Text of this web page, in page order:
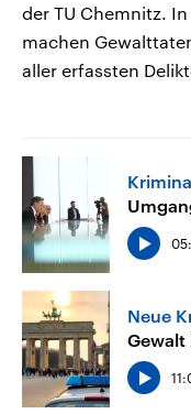
der TU Chemnitz.
machen
aller erfassten
Neue
Gewalt